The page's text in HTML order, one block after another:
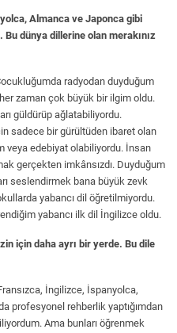
Almanca ve Japonca gibi
dünya dillerine olan merakınız
radyodan duyduğum
zaman çok büyük bir ilgim oldu.
güldürüp ağlatabiliyordu.
sadece bir gürültüden ibaret olan
veya edebiyat olabiliyordu. İnsan
gerçekten imkânsızdı. Duyduğum
seslendirmek bana büyük zevk
yabancı dil öğretilmiyordu.
yabancı ilk dil İngilizce oldu.
için daha ayrı bir yerde. Bu dile
İngilizce, İspanyolca,
profesyonel rehberlik yaptığımdan
Ama bunları öğrenmek